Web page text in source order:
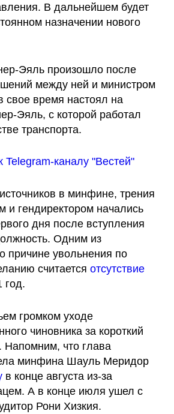
В дальнейшем будет
назначении нового
Эяль произошло после
между ней и министром
свое время настоял на
Эяль, с которой работал
транспорта.
Telegram-каналу "Вестей"
в минфине, трения
и гендиректором начались
дня после вступления
Одним из
причине увольнения по
считается отсутствие
год.
громком уходе
чиновника за короткий
Напомним, что глава
бюджетного отдела минфина Шауль Меридор
в конце августа из-за
А в конце июля ушел с
Рони Хизкия.